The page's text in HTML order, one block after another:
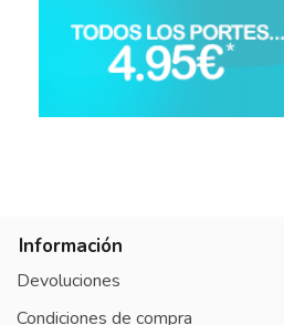
Información
Devoluciones
Condiciones de compra